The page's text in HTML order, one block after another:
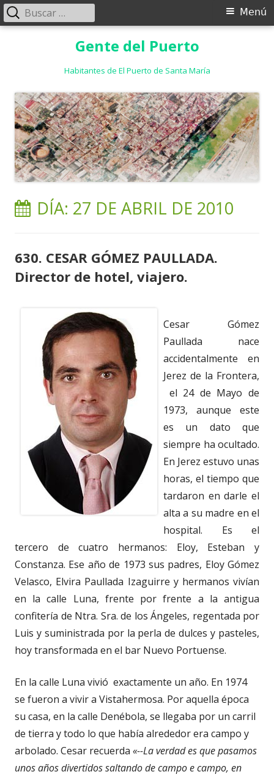
Gente del Puerto
Habitantes de El Puerto de Santa María
Menú
Menú
Buscar:
DÍA: 27 DE ABRIL DE 2010
630. CESAR GÓMEZ PAULLADA.
Director de hotel, viajero.
Cesar Gómez
Paullada nace
accidentalmente en
Jerez de la Frontera,
el 24 de Mayo de
1973, aunque este
es un dato que
siempre ha ocultado.
En Jerez estuvo unas
horas, el tiempo que
tardaron en darle el
alta a su madre en el
hospital. Es el
tercero de cuatro hermanos: Eloy, Esteban y
Constanza. Ese año de 1973 sus padres, Eloy Gómez
Velasco, Elvira Paullada Izaguirre y hermanos vivían
en la calle Luna, frente por frente a la antigua
confitería de Ntra. Sra. de los Ángeles, regentada por
Luis y suministrada por la perla de dulces y pasteles,
hoy transformada en el bar Nuevo Portuense.
En la calle Luna vivió exactamente un año. En 1974
se fueron a vivir a Vistahermosa. Por aquella época
su casa, en la calle Denébola, se llegaba por un carril
de tierra y todo lo que había alrededor era campo y
arbolado. Cesar recuerda «--La verdad es que pasamos
unos años divertidos saltando de campo e campo, en